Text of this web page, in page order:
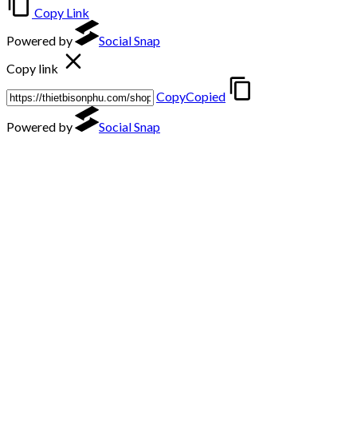
Copy Link
Powered by
Social Snap
Copy link
CopyCopied
Powered by
Social Snap